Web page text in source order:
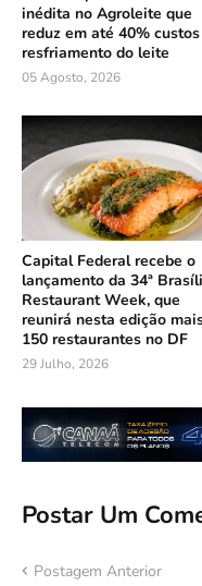
inédita no Agroleite que
reduz em até 40%
resfriamento do leite
05 Agosto, 2026
Capital Federal recebe o
lançamento da 34ª
Restaurant Week, que
reunirá nesta edição
150 restaurantes no DF
29 Julho, 2026
Postar Um
Postagem Anterior